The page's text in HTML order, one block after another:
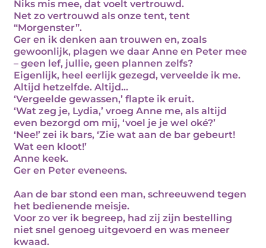
Niks mis mee, dat voelt vertrouwd.
Net zo vertrouwd als onze tent, tent
“Morgenster”.
Ger en ik denken aan trouwen en, zoals
gewoonlijk, plagen we daar Anne en Peter mee
– geen lef, jullie, geen plannen zelfs?
Eigenlijk, heel eerlijk gezegd, verveelde ik me.
Altijd hetzelfde. Altijd…
‘Vergeelde gewassen,’ flapte ik eruit.
‘Wat zeg je, Lydia,’ vroeg Anne me, als altijd
even bezorgd om mij, ‘voel je je wel oké?’
‘Nee!’ zei ik bars, ‘Zie wat aan de bar gebeurt!
Wat een kloot!’
Anne keek.
Ger en Peter eveneens.
Aan de bar stond een man, schreeuwend tegen
het bedienende meisje.
Voor zo ver ik begreep, had zij zijn bestelling
niet snel genoeg uitgevoerd en was meneer
kwaad.